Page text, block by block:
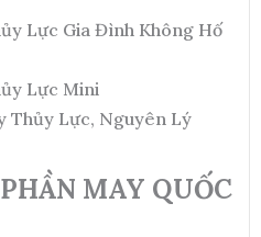
Lực Gia Đình Không Hố
Lực Mini
Thủy Lực, Nguyên Lý
MAY QUỐC